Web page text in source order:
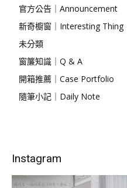
官方公告｜Announcement
新奇櫥窗｜Interesting Thing
未分類
窗簾知識｜Q & A
開箱推薦｜Case Portfolio
隨筆小記｜Daily Note
Instagram